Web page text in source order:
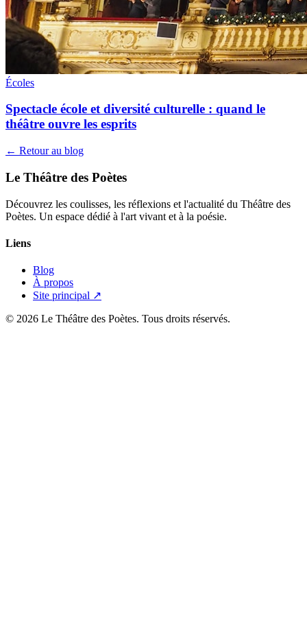
Écoles
Spectacle école et diversité culturelle : quand le
théâtre ouvre les esprits
← Retour au blog
Le Théâtre des Poètes
Découvrez les coulisses, les réflexions et l'actualité du Théâtre des
Poètes. Un espace dédié à l'art vivant et à la poésie.
Liens
Blog
À propos
Site principal ↗
© 2026 Le Théâtre des Poètes. Tous droits réservés.